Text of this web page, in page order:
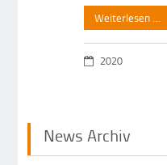
Weiterlesen …
2020
News Archiv